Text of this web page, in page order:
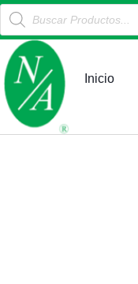
al
contenido
Products
search
Inicio